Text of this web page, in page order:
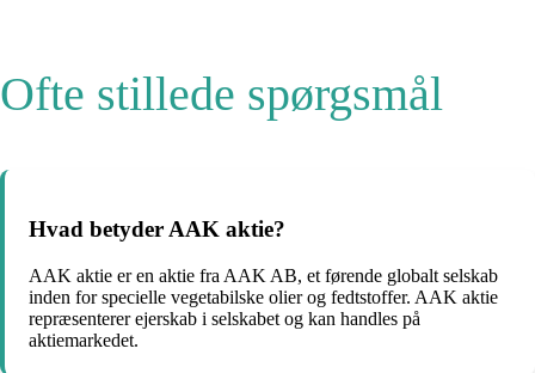
Ofte stillede spørgsmål
Hvad betyder AAK aktie?
AAK aktie er en aktie fra AAK AB, et førende globalt selskab
inden for specielle vegetabilske olier og fedtstoffer. AAK aktie
repræsenterer ejerskab i selskabet og kan handles på
aktiemarkedet.